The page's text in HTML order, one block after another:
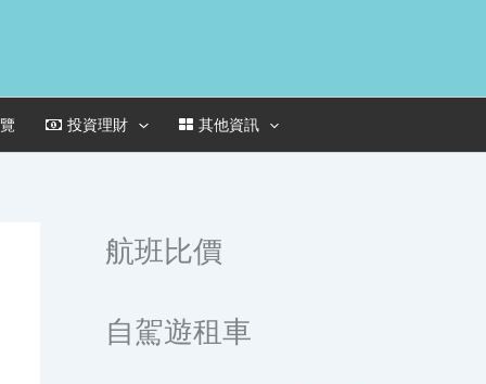
投資理財 其他資訊
航班比價
自駕遊租車